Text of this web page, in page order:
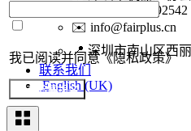
+86-755-86392542
✉️ info@fairplus.cn
📍深圳市南山区西
联系我们
English (UK)
我已阅读并同意《隐私政策》
提交参展报名